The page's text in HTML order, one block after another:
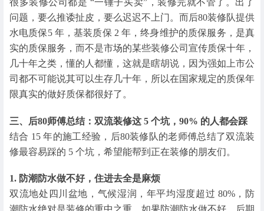
很多装修公司都是 “一锤子买卖”，装修完就不管了。出了
问题，要么推诿扯皮，要么迟迟不上门。而后80装修队提供
水电质保5 年，基装质保 2 年，终身维护的质保服务，是真
实的质保服务，而不是市场的某些装修公司宣传质保十年，
几十年之类，懂的人都懂，这就是瞎胡说，因为强如上市公
司都不可能说其可以生存几十年，所以在国家规定的质保年
限真实的做好质保都很好了。
三、后80师傅总结：双流装修这 5 个坑，90% 的人都会踩
结合 15 年的施工经验，后80装修队的老师傅总结了双流装
修最容易踩的 5 个坑，希望能帮到正在装修的朋友们。
1. 防潮防水做不好，住进去全是麻烦
双流地处四川盆地，气候湿润，年平均湿度超过 80%，防
潮防水绝对是装修的重中之重。如果防潮防水做不好，后期